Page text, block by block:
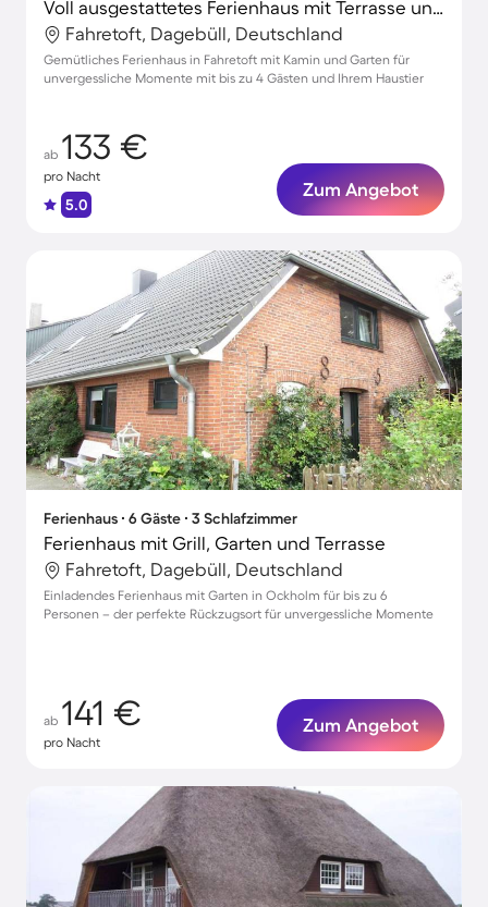
Voll ausgestattetes Ferienhaus mit Terrasse und Garten | Haustierfreundlich
Fahretoft, Dagebüll, Deutschland
Gemütliches Ferienhaus in Fahretoft mit Kamin und Garten für
unvergessliche Momente mit bis zu 4 Gästen und Ihrem Haustier
ab 133 €
pro Nacht
5.0
Zum Angebot
Ferienhaus ∙ 6 Gäste ∙ 3 Schlafzimmer
Ferienhaus mit Grill, Garten und Terrasse
Fahretoft, Dagebüll, Deutschland
Einladendes Ferienhaus mit Garten in Ockholm für bis zu 6
Personen – der perfekte Rückzugsort für unvergessliche Momente
ab 141 €
pro Nacht
Zum Angebot